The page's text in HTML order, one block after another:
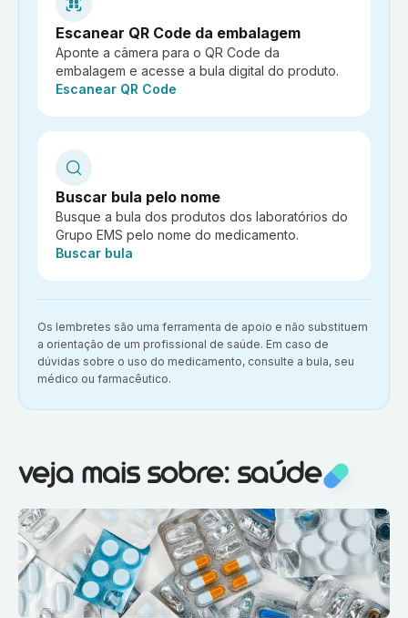
Escanear QR Code da embalagem
Aponte a câmera para o QR Code da
embalagem e acesse a bula digital do produto.
Ação:
Escanear QR Code
Buscar bula pelo nome
Busque a bula dos produtos dos laboratórios do
Grupo EMS pelo nome do medicamento.
Ação:
Buscar bula
Aviso importante:
Os lembretes são uma ferramenta de apoio e não substituem
a orientação de um profissional de saúde. Em caso de
dúvidas sobre o uso do medicamento, consulte a bula, seu
médico ou farmacêutico.
Veja mais sobre:Saúde
veja mais sobre: saúde